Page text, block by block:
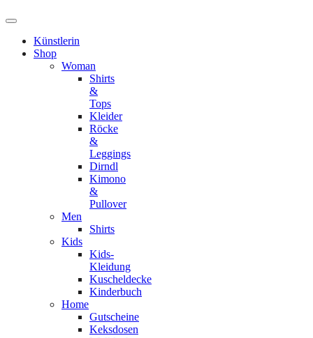
Künstlerin
Shop
Woman
Shirts
&
Tops
Kleider
Röcke
&
Leggings
Dirndl
Kimono
&
Pullover
Men
Shirts
Kids
Kids-
Kleidung
Kuscheldecke
Kinderbuch
Home
Gutscheine
Keksdosen